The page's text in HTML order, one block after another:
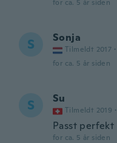
for ca. 5 år siden
S Sonja
Tilmeldt 2017 ·
for ca. 5 år siden
S Su
Tilmeldt 2019 ·
Passt perfekt
for ca. 5 år siden